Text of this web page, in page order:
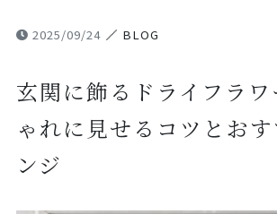
2025/09/24 BLOG
玄関に飾るドライフラワ
ゃれに見せるコツとお
ンジ